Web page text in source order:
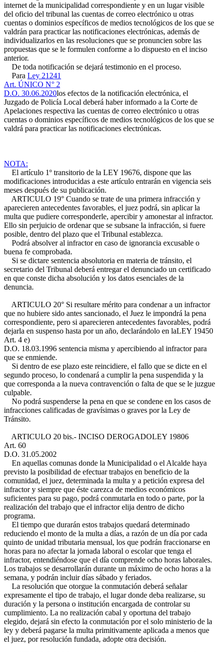
internet de la municipalidad correspondiente y en un lugar visible
del oficio del tribunal las cuentas de correo electrónico u otras
cuentas o dominios específicos de medios tecnológicos de los que se
valdrán para practicar las notificaciones electrónicas, además de
individualizarlos en las resoluciones que se pronuncien sobre las
propuestas que se le formulen conforme a lo dispuesto en el inciso
anterior.
De toda notificación se dejará testimonio en el proceso.
Para Ley 21241
Art. ÚNICO N° 2
D.O. 30.06.2020los efectos de la notificación electrónica, el
Juzgado de Policía Local deberá haber informado a la Corte de
Apelaciones respectiva las cuentas de correo electrónico u otras
cuentas o dominios específicos de medios tecnológicos de los que se
valdrá para practicar las notificaciones electrónicas.
NOTA:
El artículo 1º transitorio de la LEY 19676, dispone que las
modificaciones introducidas a este artículo entrarán en vigencia seis
meses después de su publicación.
ARTICULO 19° Cuando se trate de una primera infracción y
aparecieren antecedentes favorables, el juez podrá, sin aplicar la
multa que pudiere corresponderle, apercibir y amonestar al infractor.
Ello sin perjuicio de ordenar que se subsane la infracción, si fuere
posible, dentro del plazo que el Tribunal establezca.
Podrá absolver al infractor en caso de ignorancia excusable o
buena fe comprobada.
Si se dictare sentencia absolutoria en materia de tránsito, el
secretario del Tribunal deberá entregar el denunciado un certificado
en que conste dicha absolución y los datos esenciales de la
denuncia.
ARTICULO 20° Si resultare mérito para condenar a un infractor
que no hubiere sido antes sancionado, el Juez le impondrá la pena
correspondiente, pero si aparecieren antecedentes favorables, podrá
dejarla en suspenso hasta por un año, declarándolo en laLEY 19450
Art. 4 e)
D.O. 18.03.1996 sentencia misma y apercibiendo al infractor para
que se enmiende.
Si dentro de ese plazo este reincidiere, el fallo que se dicte en el
segundo proceso, lo condenará a cumplir la pena suspendida y la
que corresponda a la nueva contravención o falta de que se le juzgue
culpable.
No podrá suspenderse la pena en que se condene en los casos de
infracciones calificadas de gravísimas o graves por la Ley de
Tránsito.
ARTICULO 20 bis.- INCISO DEROGADOLEY 19806
Art. 60
D.O. 31.05.2002
En aquellas comunas donde la Municipalidad o el Alcalde haya
previsto la posibilidad de efectuar trabajos en beneficio de la
comunidad, el juez, determinada la multa y a petición expresa del
infractor y siempre que éste carezca de medios económicos
suficientes para su pago, podrá conmutarla en todo o parte, por la
realización del trabajo que el infractor elija dentro de dicho
programa.
El tiempo que durarán estos trabajos quedará determinado
reduciendo el monto de la multa a días, a razón de un día por cada
quinto de unidad tributaria mensual, los que podrán fraccionarse en
horas para no afectar la jornada laboral o escolar que tenga el
infractor, entendiéndose que el día comprende ocho horas laborales.
Los trabajos se desarrollarán durante un máximo de ocho horas a la
semana, y podrán incluir días sábado y feriados.
La resolución que otorgue la conmutación deberá señalar
expresamente el tipo de trabajo, el lugar donde deba realizarse, su
duración y la persona o institución encargada de controlar su
cumplimiento. La no realización cabal y oportuna del trabajo
elegido, dejará sin efecto la conmutación por el solo ministerio de la
ley y deberá pagarse la multa primitivamente aplicada a menos que
el juez, por resolución fundada, adopte otra decisión.